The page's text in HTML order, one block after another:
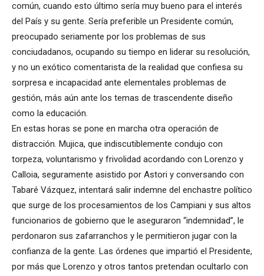
común, cuando esto último sería muy bueno para el interés
del País y su gente. Sería preferible un Presidente común,
preocupado seriamente por los problemas de sus
conciudadanos, ocupando su tiempo en liderar su resolución,
y no un exótico comentarista de la realidad que confiesa su
sorpresa e incapacidad ante elementales problemas de
gestión, más aún ante los temas de trascendente diseño
como la educación.
En estas horas se pone en marcha otra operación de
distracción. Mujica, que indiscutiblemente condujo con
torpeza, voluntarismo y frivolidad acordando con Lorenzo y
Calloia, seguramente asistido por Astori y conversando con
Tabaré Vázquez, intentará salir indemne del enchastre político
que surge de los procesamientos de los Campiani y sus altos
funcionarios de gobierno que le aseguraron “indemnidad”, le
perdonaron sus zafarranchos y le permitieron jugar con la
confianza de la gente. Las órdenes que impartió el Presidente,
por más que Lorenzo y otros tantos pretendan ocultarlo con